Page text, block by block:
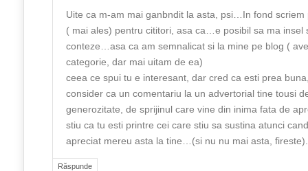
Răspunde
Uite ca m-am mai ganbndit la asta, psi…In fond scriem
( mai ales) pentru cititori, asa ca…e posibil sa ma insel
conteze…asa ca am semnalicat si la mine pe blog (
categorie, dar mai uitam de ea)
ceea ce spui tu e interesant, dar cred ca esti prea
consider ca un comentariu la un advertorial tine tousi
generozitate, de sprijinul care vine din inima fata de
stiu ca tu esti printre cei care stiu sa sustina atunci
apreciat mereu asta la tine…(si nu nu mai asta, fireste).